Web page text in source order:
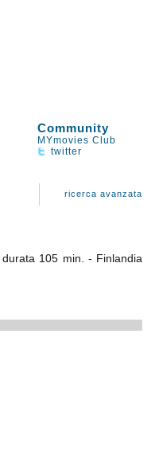
Community
MYmovies Club
twitter
ricerca avanzata
durata 105 min. - Finlandia